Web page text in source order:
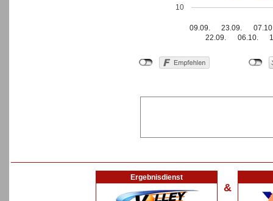
09.09.
22.09.
23.09.
06.10.
10
Ergebnisdienst
&